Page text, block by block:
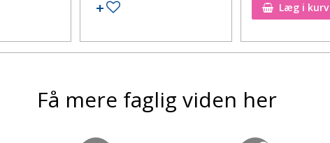
Tilføj til ønskeseddel Læg i kurv
Få mere faglig viden her